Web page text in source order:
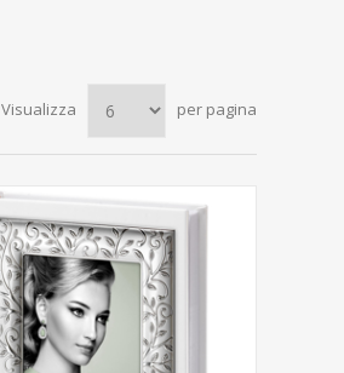
Visualizza per pagina